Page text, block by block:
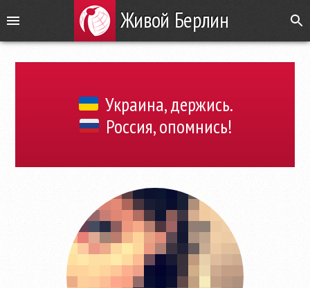
Живой Берлин
Украина, держись.
Россия, опомнись!